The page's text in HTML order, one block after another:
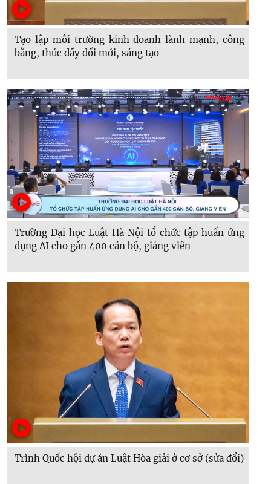
Tạo lập môi trường kinh doanh lành mạnh, công
bằng, thúc đẩy đổi mới, sáng tạo
Trường Đại học Luật Hà Nội tổ chức tập huấn ứng
dụng AI cho gần 400 cán bộ, giảng viên
Trình Quốc hội dự án Luật Hòa giải ở cơ sở (sửa đổi)